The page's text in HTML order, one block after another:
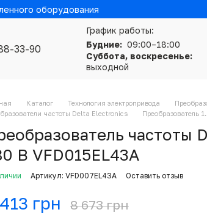
оборудования
33-90
График работы:
Будние: 09:00–18:00
Суббота, воскресенье:
выходной
Каталог Технология электропривода
частоты Delta Electronics
Преобразователь
частоты
В VFD015EL43A
Артикул: VFD007EL43A Оставить отзыв
грн 8 673 грн